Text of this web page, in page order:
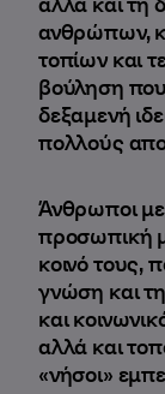
ανθρώπων,
τοπίων και
βούληση που
δεξαμενή
πολλούς
Άνθρωποι με
προσωπική
κοινό τους,
γνώση και
και
αλλά και
«νήσοι»